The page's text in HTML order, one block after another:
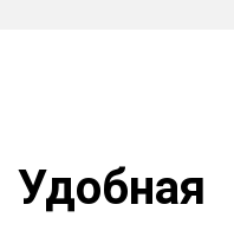
Удобная